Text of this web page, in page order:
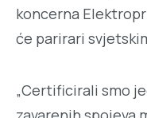
koncerna
će parirari
„Certificirali smo